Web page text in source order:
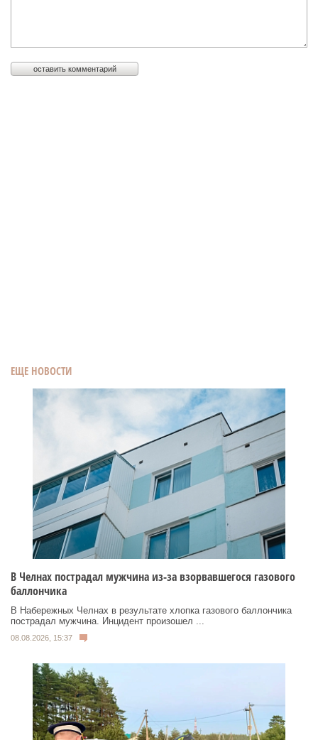
ЕЩЕ НОВОСТИ
В Челнах пострадал мужчина из-за взорвавшегося газового
баллончика
В Набережных Челнах в результате хлопка газового баллончика
пострадал мужчина. Инцидент произошел ...
08.08.2026, 15:37